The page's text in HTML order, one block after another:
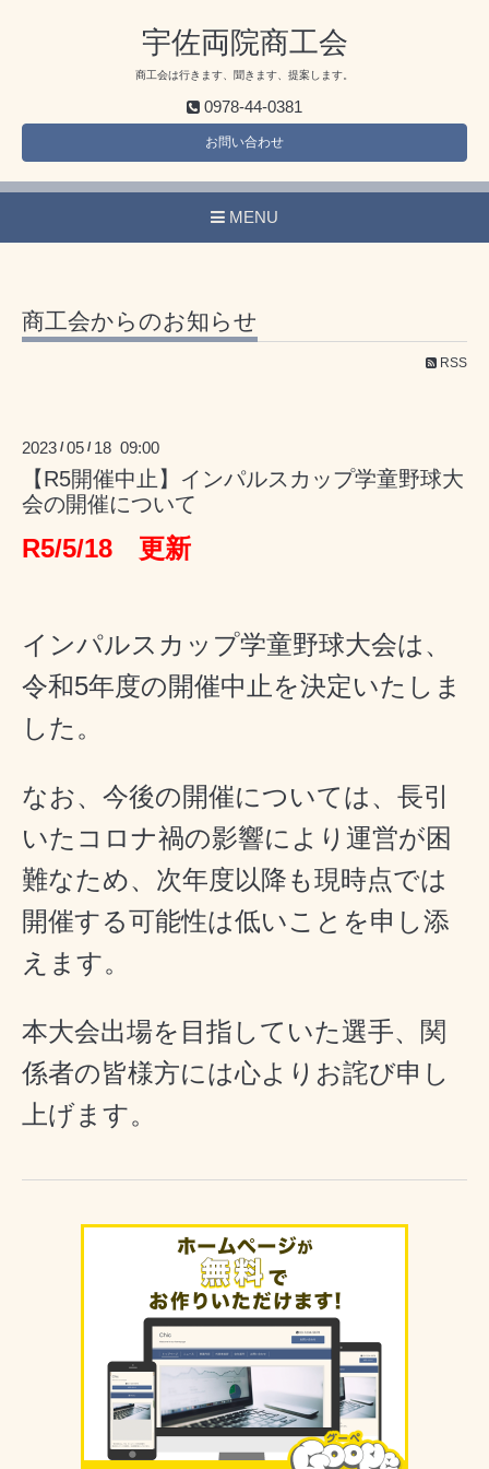
宇佐両院商工会
商工会は行きます、聞きます、提案します。
0978-44-0381
お問い合わせ
MENU
商工会からのお知らせ
RSS
2023 /05 / 18 09:00
【R5開催中止】インパルスカップ学童野球大
会の開催について
R5/5/18 更新
インパルスカップ学童野球大会は、
令和5年度の開催中止を決定いたしま
した。
なお、今後の開催については、長引
いたコロナ禍の影響により運営が困
難なため、次年度以降も現時点では
開催する可能性は低いことを申し添
えます。
本大会出場を目指していた選手、関
係者の皆様方には心よりお詫び申し
上げます。